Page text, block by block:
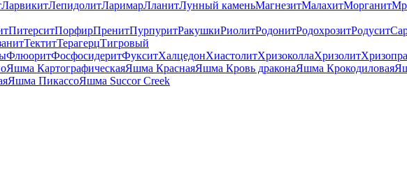
ЛарвикитЛепидолитЛаримарЛланитЛунный каменьМагнезитМалахитМорганит
ПитерситПорфирПренитПурпуритРакушкиРиолитРодонитРодохрозитРодусит
ТектитТерагерцТигровый
ФлюоритФосфосидеритФукситХалцедонХиастолитХризоколлаХризолит
Яшма КартографическаяЯшма КраснаяЯшма Кровь драконаЯшма Крокодиловая
Яшма ПикассоЯшма Succor Creek